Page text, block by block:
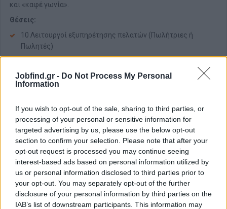
Jobfind.gr - Do Not Process My Personal
Information
If you wish to opt-out of the sale, sharing to third parties, or
processing of your personal or sensitive information for
targeted advertising by us, please use the below opt-out
section to confirm your selection. Please note that after your
opt-out request is processed you may continue seeing
interest-based ads based on personal information utilized by
us or personal information disclosed to third parties prior to
your opt-out. You may separately opt-out of the further
disclosure of your personal information by third parties on the
IAB’s list of downstream participants. This information may
και «καφέ γωνία».
Θέσεις:
10 Λειτουργοί εξυπηρέτησης πελατών (Πωλήτριες ή
Πωλητές)
Ανάλογη προϋπηρεσία και καλά αγγλικά
Όλοι οι υποψήφιοι πρέπει να έχουν ευρωπαϊκό διαβατήριο
ή ταυτότητα
Παροχές
Μισθός 1200€ καθαρά/μήνα
Tο αεροπορικά εισιτήριο προς Κύπρο καθώς και
το αεροπορικό επιστροφής, μετά την ολοκλήρωση της
σεζόν
6ημερη εργασία, 9 ώρες εργασίας με 1 ώρα διάλειμμα